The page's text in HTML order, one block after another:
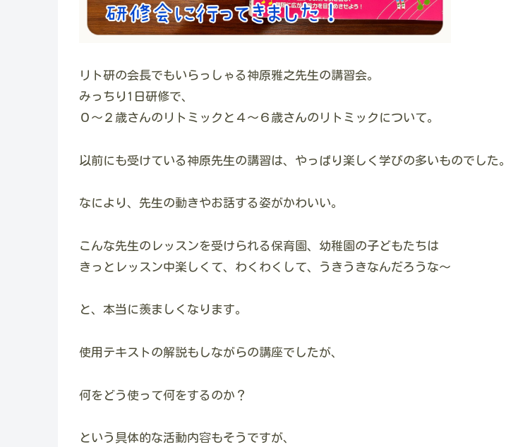
リト研の会長でもいらっしゃる神原雅之先生の講習会。
みっちり1日研修で、
０～２歳さんのリトミックと４～６歳さんのリトミックについて。
以前にも受けている神原先生の講習は、やっぱり楽しく学びの多いものでした。
なにより、先生の動きやお話する姿がかわいい。
こんな先生のレッスンを受けられる保育園、幼稚園の子どもたちは
きっとレッスン中楽しくて、わくわくして、うきうきなんだろうな～
と、本当に羨ましくなります。
使用テキストの解説もしながらの講座でしたが、
何をどう使って何をするのか？
という具体的な活動内容もそうですが、